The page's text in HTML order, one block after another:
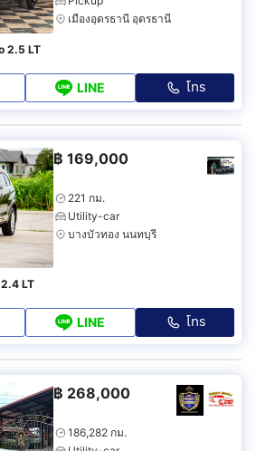
เมืองอุดรธานี อุดรธานี
2.5 LT
LINE โทร
฿ 169,000
221 กม.
Utility-car
บางบัวทอง นนทบุรี
LT
LINE โทร
฿ 268,000
186,282 กม.